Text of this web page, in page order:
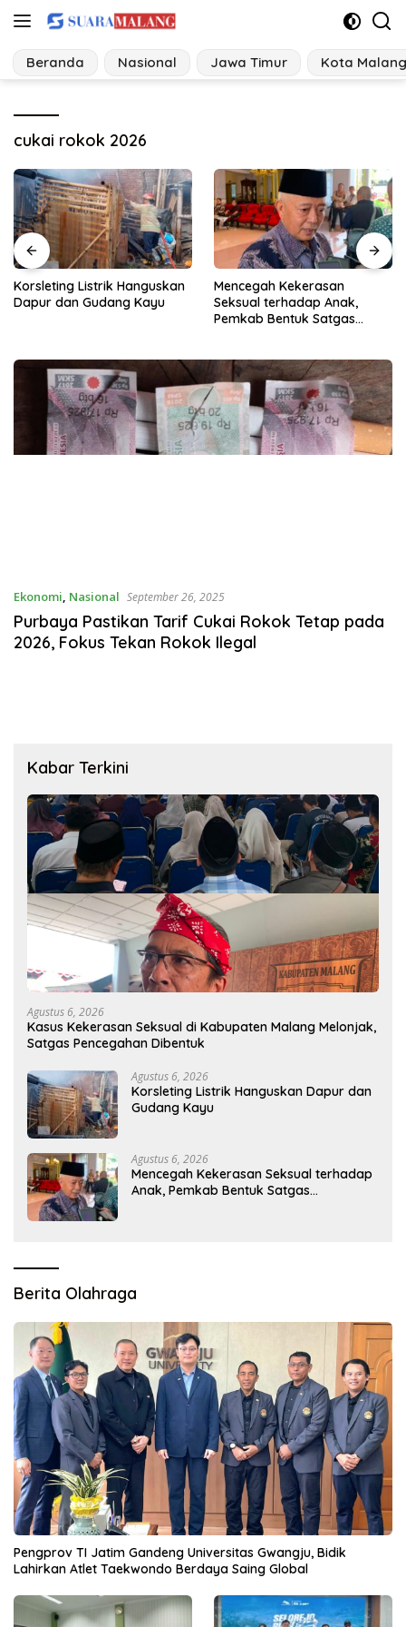
Langsung
konten
Beranda Nasional Jawa Timur Kota Malang
cukai rokok 2026
Korsleting Listrik Hanguskan
Dapur dan Gudang Kayu
Mencegah Kekerasan
Seksual terhadap Anak,
Pemkab Bentuk Satgas
Ekonomi, Nasional September 26, 2025
Purbaya Pastikan Tarif Cukai Rokok Tetap pada
2026, Fokus Tekan Rokok Ilegal
Kabar Terkini
Agustus 6, 2026
Kasus Kekerasan Seksual di Kabupaten Malang Melonjak,
Satgas Pencegahan Dibentuk
Agustus 6, 2026
Korsleting Listrik Hanguskan Dapur dan
Gudang Kayu
Agustus 6, 2026
Mencegah Kekerasan Seksual terhadap
Anak, Pemkab Bentuk Satgas
Berita Olahraga
Pengprov TI Jatim Gandeng Universitas Gwangju, Bidik
Lahirkan Atlet Taekwondo Berdaya Saing Global